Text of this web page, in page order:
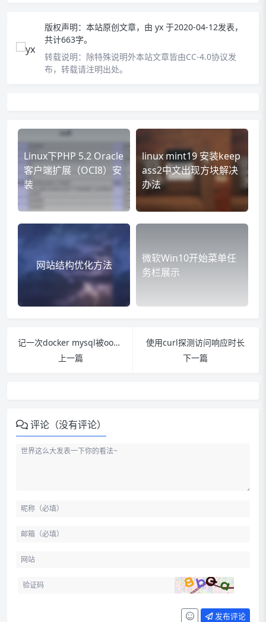
版权声明： 本站原创文章，由 yx 于2020-04-12发表，
共计663字。
转载说明： 除特殊说明外本站文章皆由CC-4.0协议发
布，转载请注明出处。
Linux下PHP 5.2 Oracle
客户端扩展（OCI8）安
装
linux mint19 安装keep
ass2中文出现方块解决
办法
网站结构优化方法
微软Win10开始菜单任
务栏展示
记一次docker mysql被oom排查
上一篇
使用curl探测访问响应时长
下一篇
评论（没有评论）
发布评论